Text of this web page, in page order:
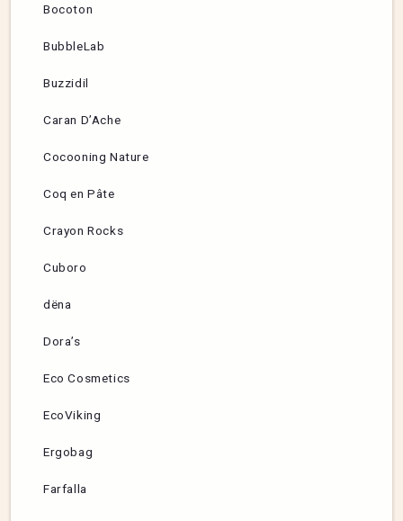
Bocoton
BubbleLab
Buzzidil
Caran D’Ache
Cocooning Nature
Coq en Pâte
Crayon Rocks
Cuboro
dëna
Dora’s
Eco Cosmetics
EcoViking
Ergobag
Farfalla